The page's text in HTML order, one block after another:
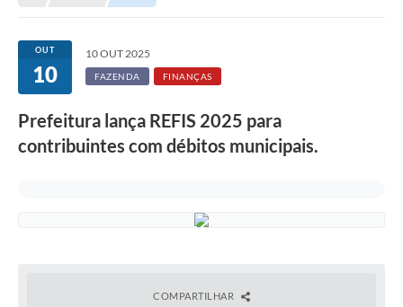
OUT
10
10 OUT 2025
FAZENDA FINANÇAS
Prefeitura lança REFIS 2025 para
contribuintes com débitos municipais.
COMPARTILHAR